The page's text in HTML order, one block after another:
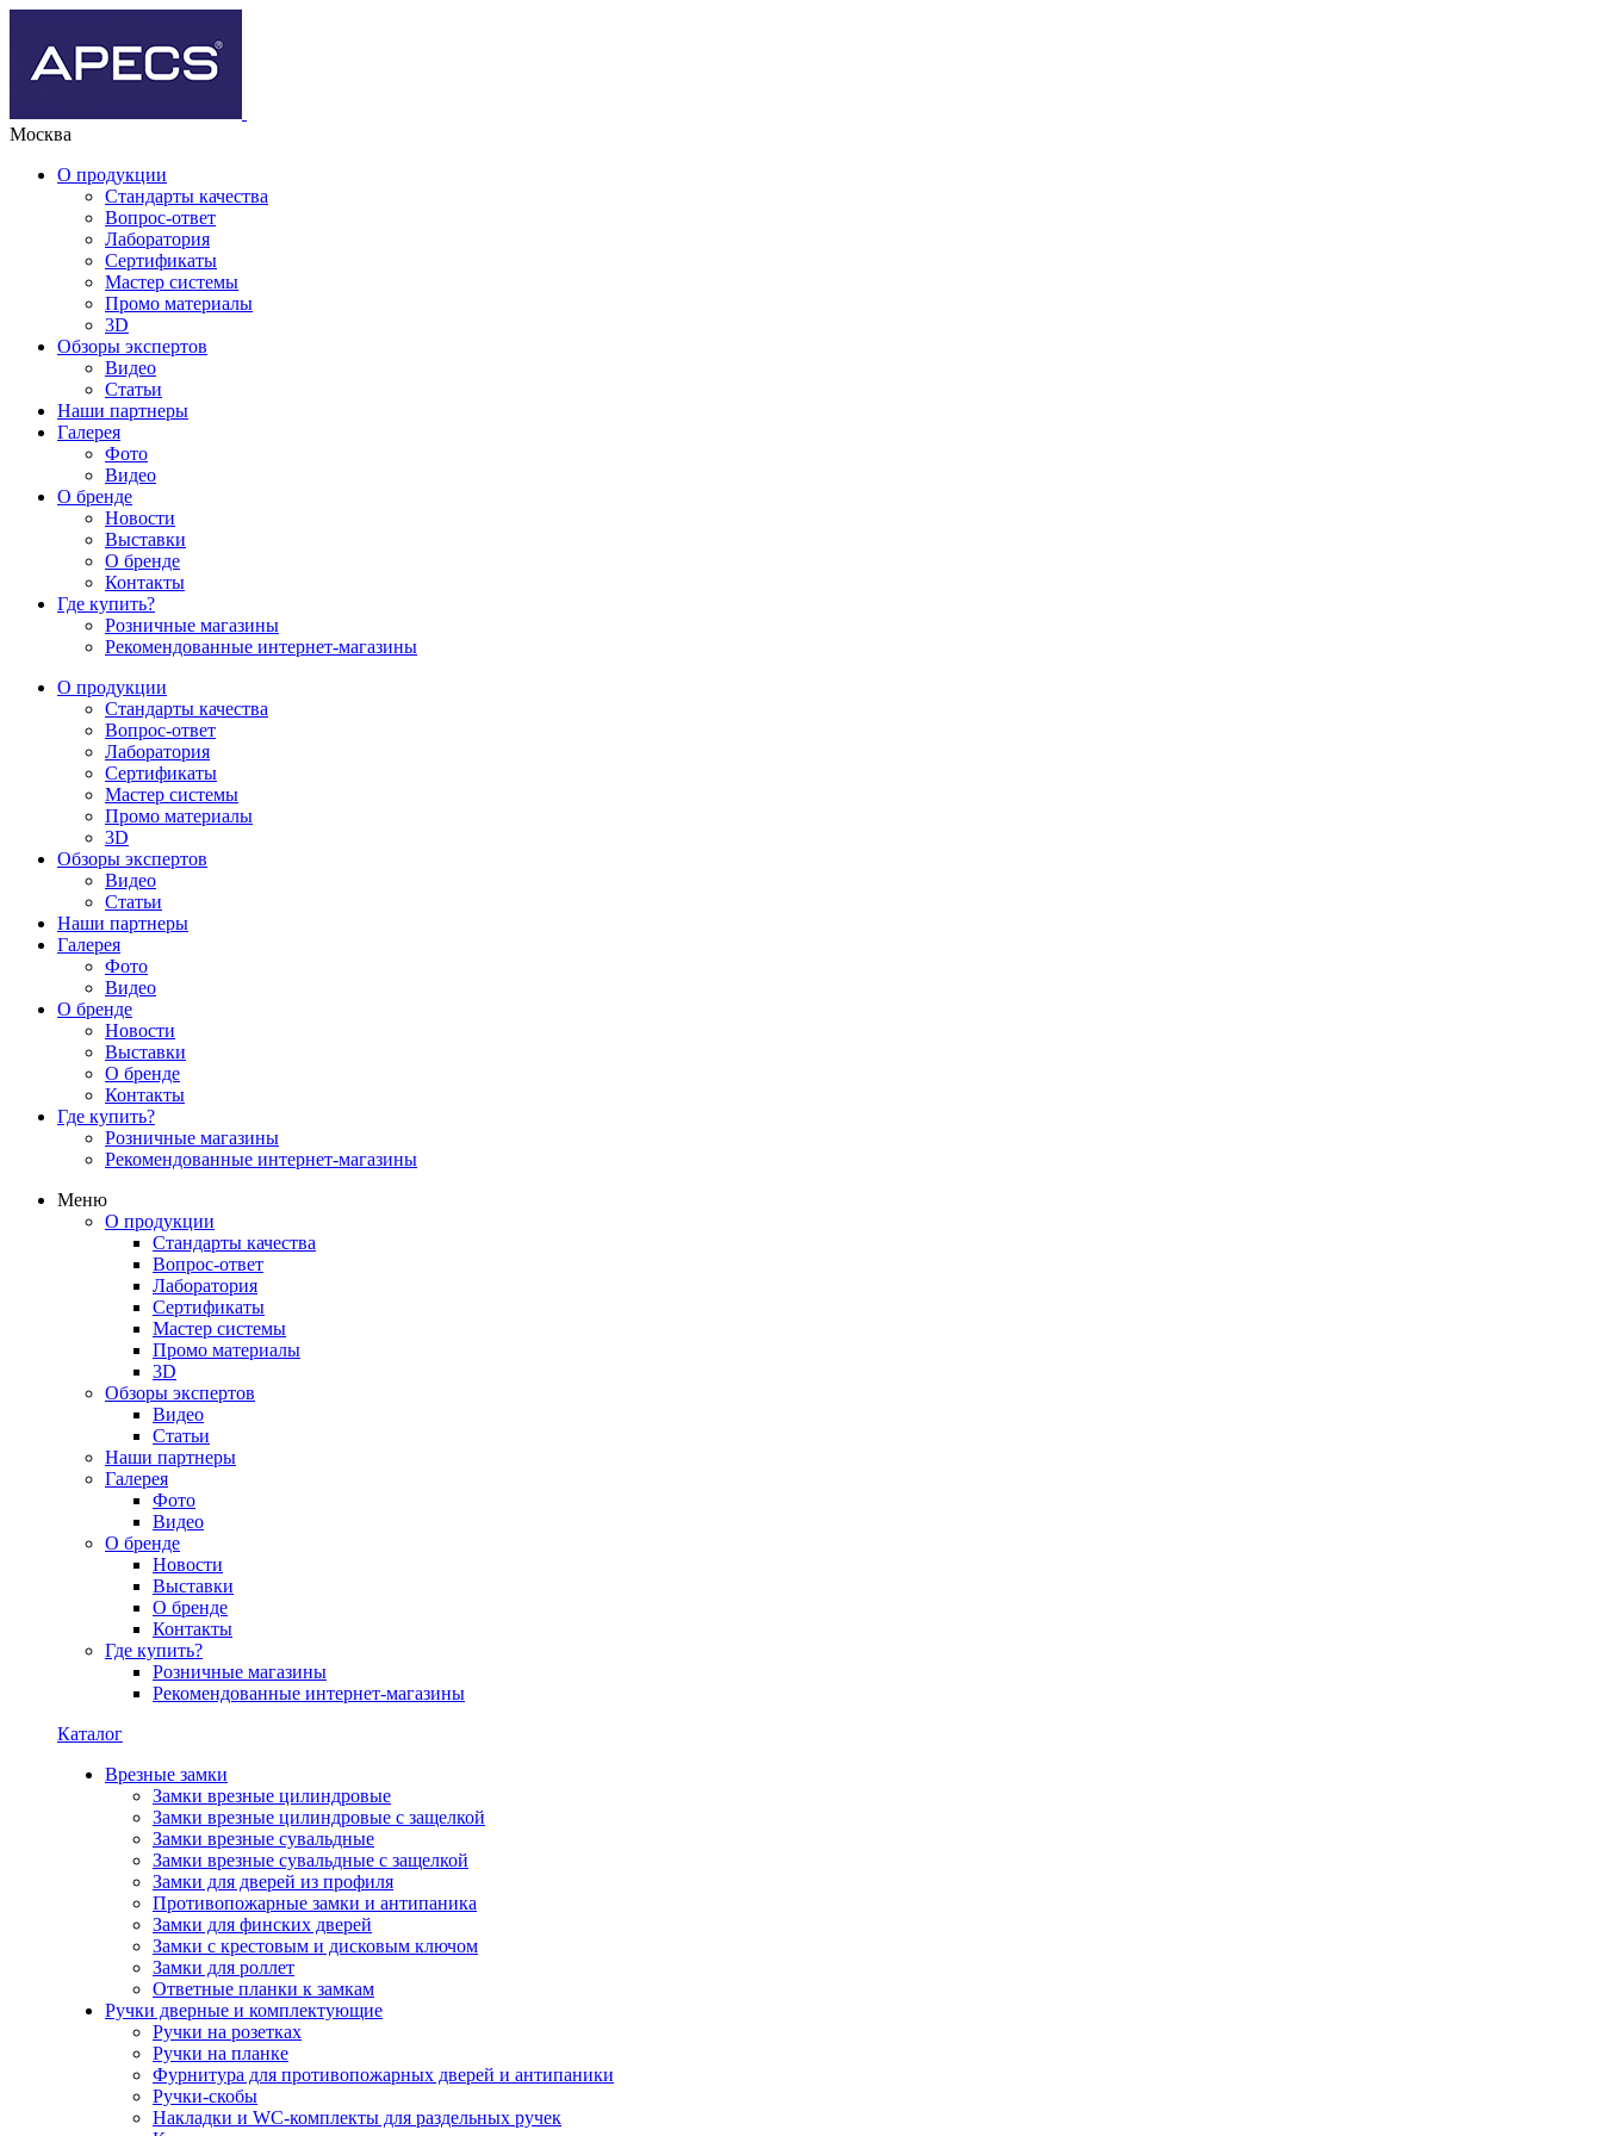
Москва
О продукции
Стандарты качества
Вопрос-ответ
Лаборатория
Сертификаты
Мастер системы
Промо материалы
3D
Обзоры экспертов
Видео
Статьи
Наши партнеры
Галерея
Фото
Видео
О бренде
Новости
Выставки
О бренде
Контакты
Где купить?
Розничные магазины
Рекомендованные интернет-магазины
О продукции
Стандарты качества
Вопрос-ответ
Лаборатория
Сертификаты
Мастер системы
Промо материалы
3D
Обзоры экспертов
Видео
Статьи
Наши партнеры
Галерея
Фото
Видео
О бренде
Новости
Выставки
О бренде
Контакты
Где купить?
Розничные магазины
Рекомендованные интернет-магазины
Меню
О продукции
Стандарты качества
Вопрос-ответ
Лаборатория
Сертификаты
Мастер системы
Промо материалы
3D
Обзоры экспертов
Видео
Статьи
Наши партнеры
Галерея
Фото
Видео
О бренде
Новости
Выставки
О бренде
Контакты
Где купить?
Розничные магазины
Рекомендованные интернет-магазины
Каталог
Врезные замки
Замки врезные цилиндровые
Замки врезные цилиндровые с защелкой
Замки врезные сувальдные
Замки врезные сувальдные с защелкой
Замки для дверей из профиля
Противопожарные замки и антипаника
Замки для финских дверей
Замки с крестовым и дисковым ключом
Замки для роллет
Ответные планки к замкам
Ручки дверные и комплектующие
Ручки на розетках
Ручки на планке
Фурнитура для противопожарных дверей и антипаники
Ручки-скобы
Накладки и WC-комплекты для раздельных ручек